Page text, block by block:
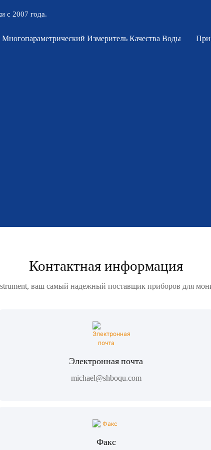
с 2007 года.
Многопараметрический Измеритель Качества Воды
Контактная информация
ваш самый надежный поставщик приборов для
Электронная почта
michael@shboqu.com
Факс